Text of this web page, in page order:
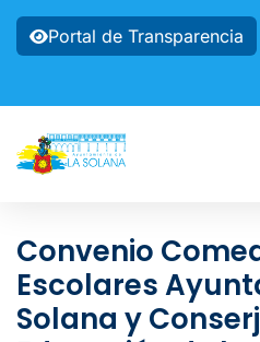
Portal de Transparencia
Convenio
Escolares
Solana y